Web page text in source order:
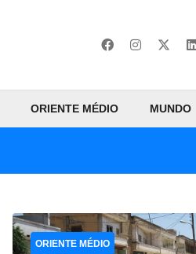
ORIENTE MÉDIO MUNDO
ORIENTE MÉDIO